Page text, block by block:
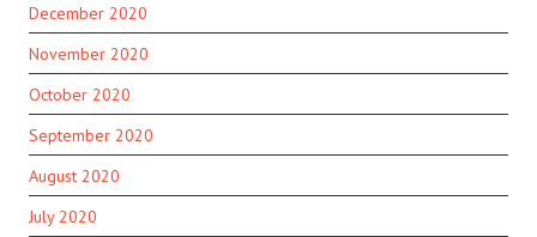
December 2020
November 2020
October 2020
September 2020
August 2020
July 2020